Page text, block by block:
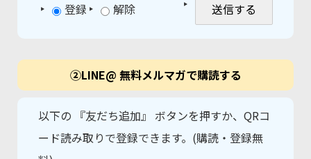
登録 解除
②LINE@ 無料メルマガで購読する
以下の 『友だち追加』 ボタンを押すか、QRコ
ード読み取りで登録できます。(購読・登録無